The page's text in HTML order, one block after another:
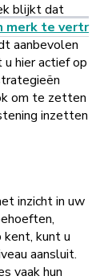
blijkt dat
merk te vertr
aanbevolen
hier actief op
om te zetten
inzetten
inzicht in uw
kunt u
aansluit.
vaak hun